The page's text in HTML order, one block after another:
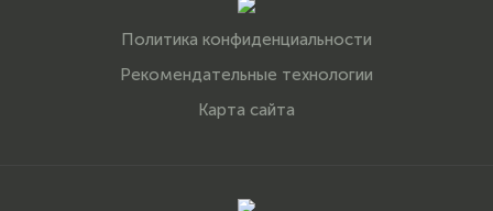
Политика конфиденциальности
Рекомендательные технологии
Карта сайта